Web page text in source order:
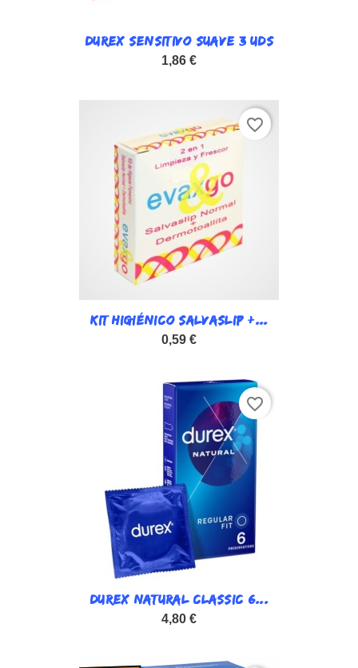
DUREX SENSITIVO SUAVE 3 UDS
1,86 €
KIT HIGIÉNICO SALVASLIP +...
0,59 €
favorite_border
DUREX NATURAL CLASSIC 6...
4,80 €
favorite_border